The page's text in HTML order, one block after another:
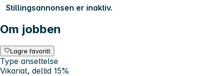
Stillingsannonsen er inaktiv.
Om jobben
Lagre favoritt
Type ansettelse
Vikariat, deltid 15%